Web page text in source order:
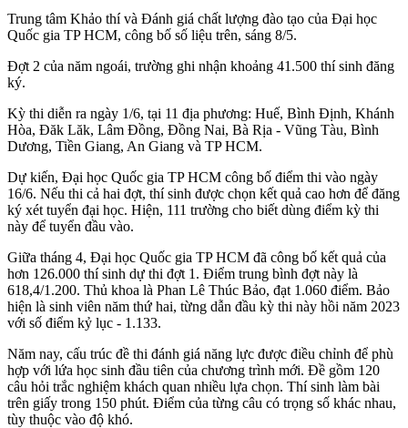
Trung tâm Khảo thí và Đánh giá chất lượng đào tạo của Đại học
Quốc gia TP HCM, công bố số liệu trên, sáng 8/5.
Đợt 2 của năm ngoái, trường ghi nhận khoảng 41.500 thí sinh đăng
ký.
Kỳ thi diễn ra ngày 1/6, tại 11 địa phương: Huế, Bình Định, Khánh
Hòa, Đăk Lăk, Lâm Đồng, Đồng Nai, Bà Rịa - Vũng Tàu, Bình
Dương, Tiền Giang, An Giang và TP HCM.
Dự kiến, Đại học Quốc gia TP HCM công bố điểm thi vào ngày
16/6. Nếu thi cả hai đợt, thí sinh được chọn kết quả cao hơn để đăng
ký xét tuyển đại học. Hiện, 111 trường cho biết dùng điểm kỳ thi
này để tuyển đầu vào.
Giữa tháng 4, Đại học Quốc gia TP HCM đã công bố kết quả của
hơn 126.000 thí sinh dự thi đợt 1. Điểm trung bình đợt này là
618,4/1.200. Thủ khoa là Phan Lê Thúc Bảo, đạt 1.060 điểm. Bảo
hiện là sinh viên năm thứ hai, từng dẫn đầu kỳ thi này hồi năm 2023
với số điểm kỷ lục - 1.133.
Năm nay, cấu trúc đề thi đánh giá năng lực được điều chỉnh để phù
hợp với lứa học sinh đầu tiên của chương trình mới. Đề gồm 120
câu hỏi trắc nghiệm khách quan nhiều lựa chọn. Thí sinh làm bài
trên giấy trong 150 phút. Điểm của từng câu có trọng số khác nhau,
tùy thuộc vào độ khó.